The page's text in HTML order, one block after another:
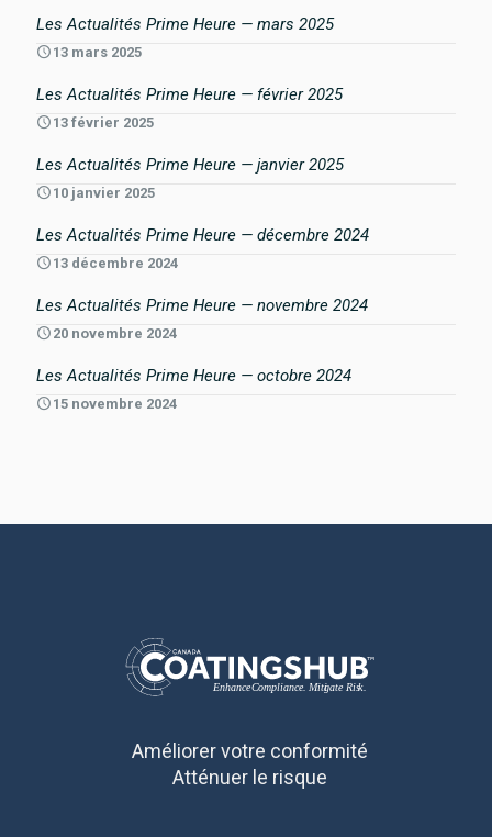
Les Actualités Prime Heure — mars 2025
13 mars 2025
Les Actualités Prime Heure — février 2025
13 février 2025
Les Actualités Prime Heure — janvier 2025
10 janvier 2025
Les Actualités Prime Heure — décembre 2024
13 décembre 2024
Les Actualités Prime Heure — novembre 2024
20 novembre 2024
Les Actualités Prime Heure — octobre 2024
15 novembre 2024
Améliorer votre conformité
Atténuer le risque